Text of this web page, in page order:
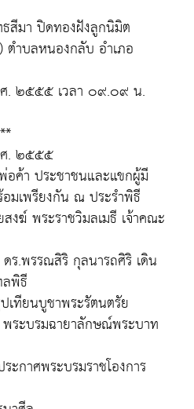
สีมา ปิดทองฝังลูกนิมิต
ำบลหนองกลับ อำเภอ
. ๒๕๕๕ เวลา ๐๙.๐๙ น.
. ๒๕๕๕
อค้า ประชาชนและแขกผู้มี
มเพรียงกัน ณ ประรำพิธี
งฆ์ พระราชวิมลเมธี เจ้าคณะ
ร.พรรณสิริ กุลนารถศิริ เดิน
พิธี
เทียนบูชาพระรัตนตรัย
พระบรมฉายาลักษณ์พระบาท
ะกาศพระบรมราชโองการ